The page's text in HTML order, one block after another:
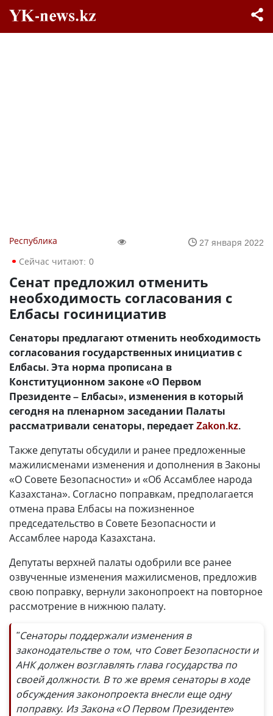
Республика
27 января 2022
Сейчас читают: 0
Сенат предложил отменить
необходимость согласования с
Елбасы госинициатив
Сенаторы предлагают отменить необходимость
согласования государственных инициатив с
Елбасы. Эта норма прописана в
Конституционном законе «О Первом
Президенте – Елбасы», изменения в который
сегодня на пленарном заседании Палаты
рассматривали сенаторы, передаетZakon.kz.
Также депутаты обсудили и ранее предложенные
мажилисменами изменения и дополнения в Законы
«О Совете Безопасности» и «Об Ассамблее народа
Казахстана». Согласно поправкам, предполагается
отмена права Елбасы на пожизненное
председательство в Совете Безопасности и
Ассамблее народа Казахстана.
Депутаты верхней палаты одобрили все ранее
озвученные изменения мажилисменов, предложив
свою поправку, вернули законопроект на повторное
рассмотрение в нижнюю палату.
"Сенаторы поддержали изменения в
законодательстве о том, что Совет Безопасности и
АНК должен возглавлять глава государства по
своей должности. В то же время сенаторы в ходе
обсуждения законопроекта внесли еще одну
поправку. Из Закона «О Первом Президенте»